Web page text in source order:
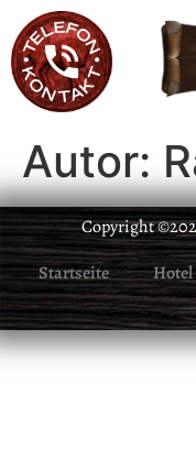
Autor:
Copyright
Startseite
Hotel